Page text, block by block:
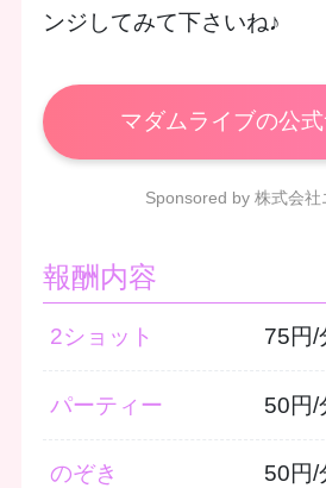
ンジしてみて下さいね♪
マダムライブの公
Sponsored by 株式会社
報酬内容
2ショット 75円/
パーティー 50円/
のぞき 50円/